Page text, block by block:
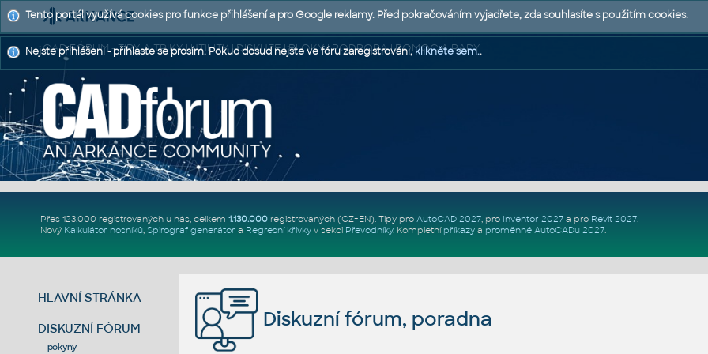
CAD FÓRUM - TIPY A TRIKY | UTILITY | DISKUZE | BLOKY | PODPORA | POMOC A RADY
Přes 123.000 registrovaných u nás, celkem 1.130.000registrovaných (CZ+EN). Tipy pro AutoCAD 2027, pro Inventor 2027a pro Revit 2027.
Nový Kalkulátor nosníků, Spirograf generátor a Regresní křivkyv sekci Převodníky. Kompletní příkazya proměnné AutoCADu 2027.
HLAVNÍ STRÁNKA
DISKUZNÍ FÓRUM
pokyny
Diskuzní fórum, poradna
Tento portál využívá cookies pro funkce přihlášení a pro Google reklamy. Před pokračováním vyjadřete, zda souhlasíte s použitím cookies.
Nejste přihlášeni - přihlaste se prosím. Pokud dosud nejste ve fóru zaregistrováni,klikněte sem..